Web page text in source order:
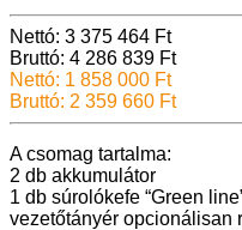
Nettó: 3 375 464 Ft
Bruttó: 4 286 839 Ft
Nettó: 1 858 000 Ft
Bruttó: 2 359 660 Ft
A csomag tartalma:
2 db akkumulátor
1 db súrolókefe “Green
vezetőtányér opcionálisan